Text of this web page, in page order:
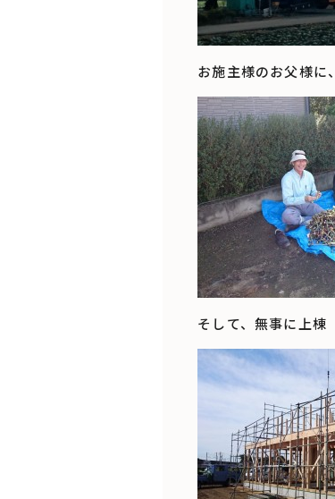
お施主様のお父様に
そして、無事に上棟